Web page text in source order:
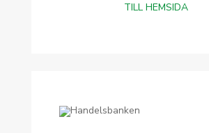
TILL HEMSIDA